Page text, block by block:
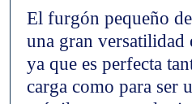
El furgón pequeño
una gran versatilidad
ya que es perfecta
carga como para ser